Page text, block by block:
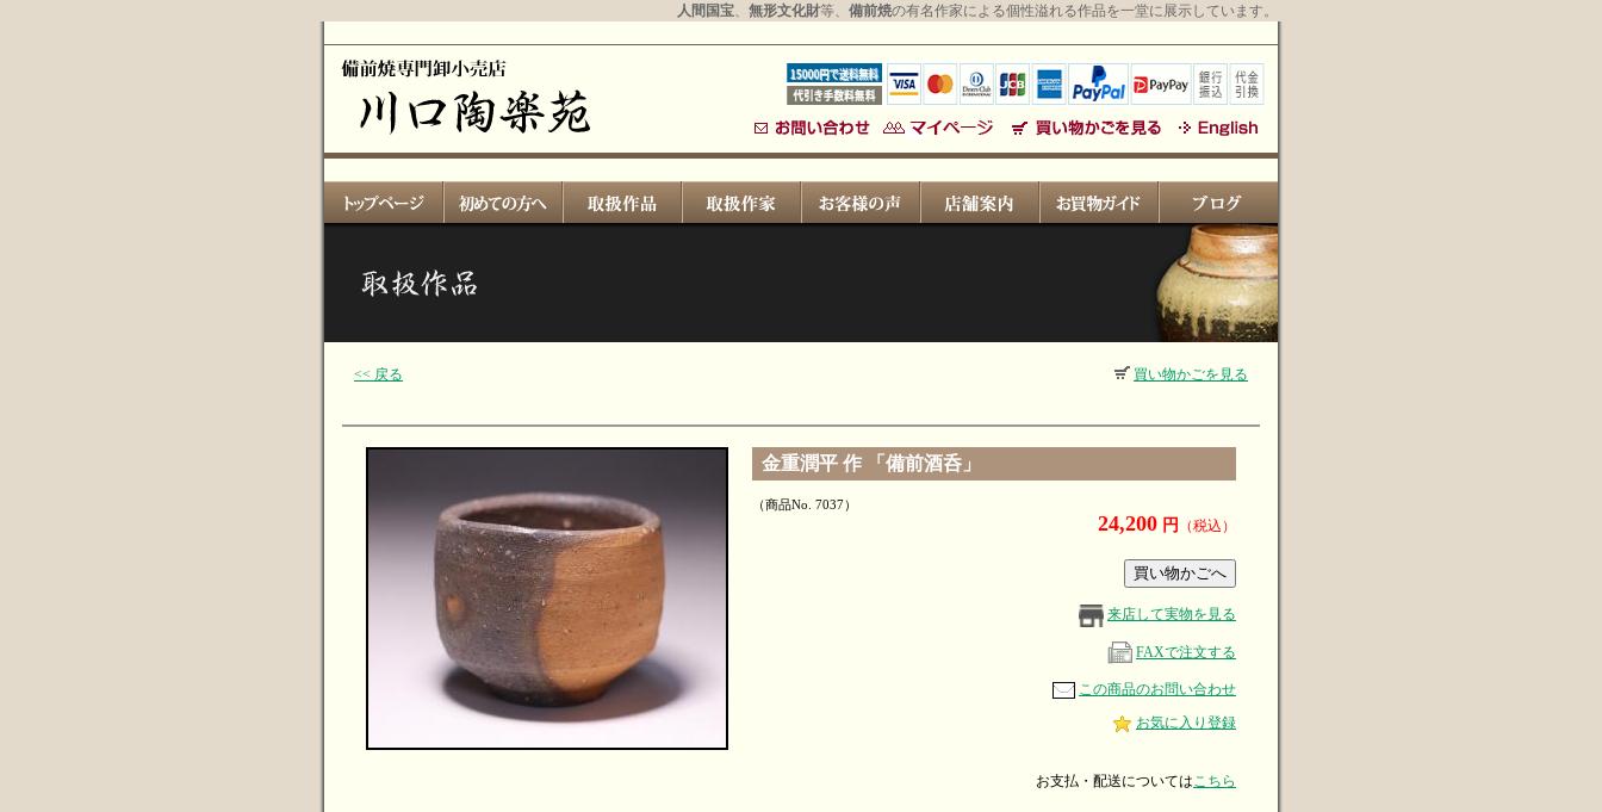
人間国宝、 無形文化財等、 備前焼の有名作家による個性溢れる作品を一堂に展示しています。
<< 戻る 買い物かごを見る
金重潤平 作 「備前酒呑」
（商品No. 7037）
24,200 円 （税込）
来店して実物を見る
FAXで注文する
この商品のお問い合わせ
お気に入り登録
お支払・配送についてはこちら